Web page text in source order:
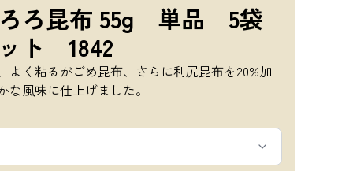
ろ昆布 55g 単品 5袋
ト 1842
よく粘るがごめ昆布、さらに利尻昆布を20%加
風味に仕上げました。